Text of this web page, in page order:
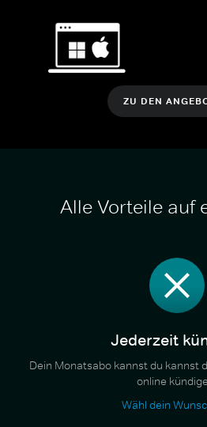
ZU DEN
Alle Vorteile auf
Jederzeit
Dein Monatsabo kannst du kannst
online
Wähl dein